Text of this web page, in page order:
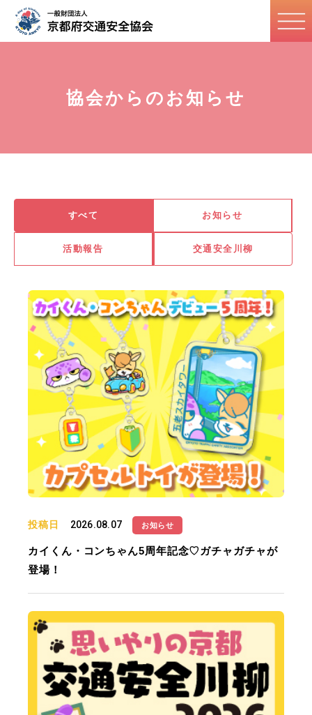
協会からのお知らせ
すべて お知らせ
活動報告 交通安全川柳
投稿日 2026.08.07 お知らせ
カイくん・コンちゃん5周年記念♡ガチャガチャが
登場！